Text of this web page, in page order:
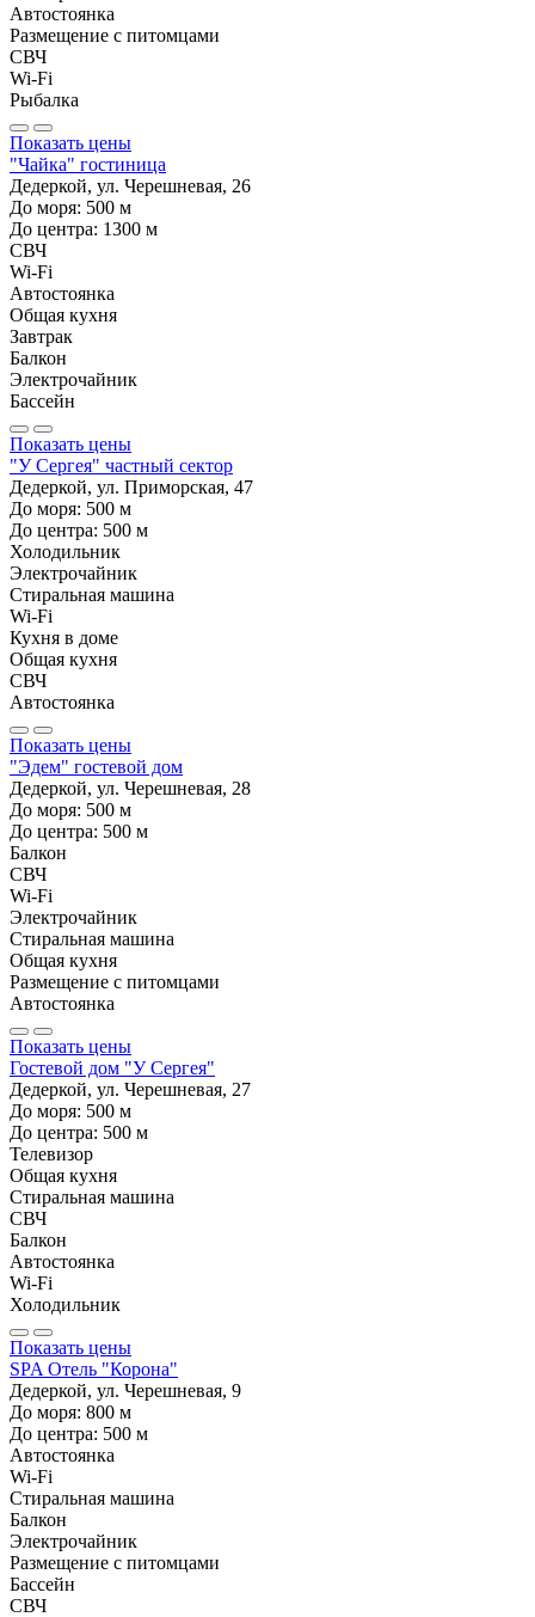
Автостоянка
Размещение с питомцами
СВЧ
Wi-Fi
Рыбалка
Показать цены
"Чайка" гостиница
Дедеркой, ул. Черешневая, 26
До моря: 500 м
До центра: 1300 м
СВЧ
Wi-Fi
Автостоянка
Общая кухня
Завтрак
Балкон
Электрочайник
Бассейн
Показать цены
"У Сергея" частный сектор
Дедеркой, ул. Приморская, 47
До моря: 500 м
До центра: 500 м
Холодильник
Электрочайник
Стиральная машина
Wi-Fi
Кухня в доме
Общая кухня
СВЧ
Автостоянка
Показать цены
"Эдем" гостевой дом
Дедеркой, ул. Черешневая, 28
До моря: 500 м
До центра: 500 м
Балкон
СВЧ
Wi-Fi
Электрочайник
Стиральная машина
Общая кухня
Размещение с питомцами
Автостоянка
Показать цены
Гостевой дом "У Сергея"
Дедеркой, ул. Черешневая, 27
До моря: 500 м
До центра: 500 м
Телевизор
Общая кухня
Стиральная машина
СВЧ
Балкон
Автостоянка
Wi-Fi
Холодильник
Показать цены
SPA Отель "Корона"
Дедеркой, ул. Черешневая, 9
До моря: 800 м
До центра: 500 м
Автостоянка
Wi-Fi
Стиральная машина
Балкон
Электрочайник
Размещение с питомцами
Бассейн
СВЧ